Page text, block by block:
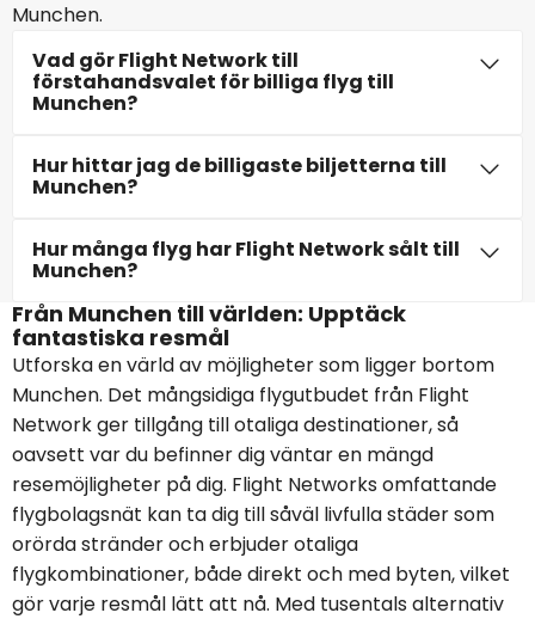
Munchen.
Vad gör Flight Network till
förstahandsvalet för billiga flyg till
Munchen?
Hur hittar jag de billigaste biljetterna till
Munchen?
Hur många flyg har Flight Network sålt till
Munchen?
Från Munchen till världen: Upptäck
fantastiska resmål
Utforska en värld av möjligheter som ligger bortom
Munchen. Det mångsidiga flygutbudet från Flight
Network ger tillgång till otaliga destinationer, så
oavsett var du befinner dig väntar en mängd
resemöjligheter på dig. Flight Networks omfattande
flygbolagsnät kan ta dig till såväl livfulla städer som
orörda stränder och erbjuder otaliga
flygkombinationer, både direkt och med byten, vilket
gör varje resmål lätt att nå. Med tusentals alternativ